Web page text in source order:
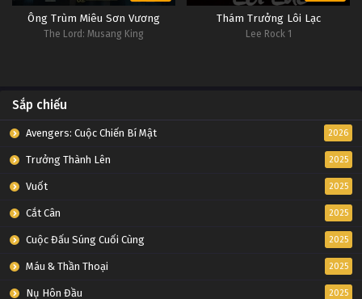
Đấu Phá Thương Khung Ngoại Truyện Tập 73
Đấu Phá Thương Khung Ngoại Truyện Tập 71
Tập 71
Đấu Phá Thương Khung Ngoại Truyện Tập 70
Đấu Phá Thương Khung Ngoại Truyện Tập 69
Ông Trùm Miêu Sơn Vương
The Lord: Musang King
Thám Trưởng Lôi Lạc
Lee Rock 1
Sắp chiếu
Avengers: Cuộc Chiến Bí Mật 2026
Trưởng Thành Lên 2025
Vuốt 2025
Cắt Cân 2025
Cuộc Đấu Súng Cuối Cùng 2025
Máu & Thần Thoại 2025
Nụ Hôn Đầu 2025